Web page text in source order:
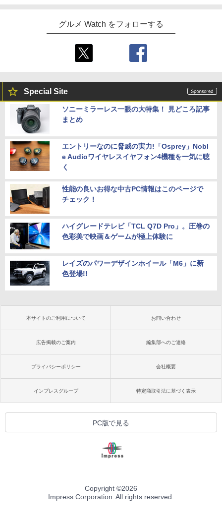
グルメ Watch をフォローする
Special Site
ソニーミラーレス一眼の大特集！ 見どころ記事
まとめ
エントリーなのに脅威の実力!「Osprey」Nobl
e Audioワイヤレスイヤフォン4機種を一気に聴
く
性能の良いお得な中古PC情報はこのページで
チェック！
ハイグレードテレビ「TCL Q7D Pro」。圧巻の
色彩美で映画＆ゲームが極上体験に
レイズのパワーデザインホイール「M6」に新
色登場!!
本サイトのご利用について お問い合わせ
広告掲載のご案内 編集部へのご連絡
プライバシーポリシー 会社概要
インプレスグループ 特定商取引法に基づく表示
PC版で見る
Copyright ©2026
Impress Corporation. All rights reserved.